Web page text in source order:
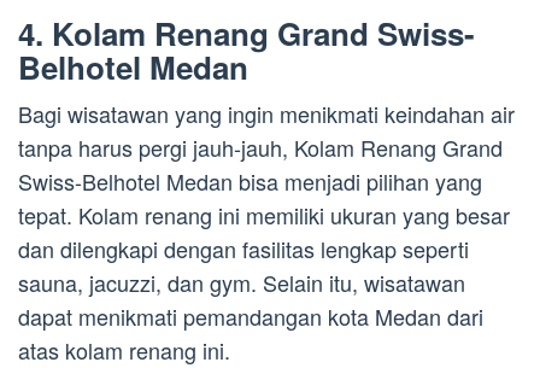
4. Kolam Renang Grand Swiss-
Belhotel Medan
Bagi wisatawan yang ingin menikmati keindahan air
tanpa harus pergi jauh-jauh, Kolam Renang Grand
Swiss-Belhotel Medan bisa menjadi pilihan yang
tepat. Kolam renang ini memiliki ukuran yang besar
dan dilengkapi dengan fasilitas lengkap seperti
sauna, jacuzzi, dan gym. Selain itu, wisatawan
dapat menikmati pemandangan kota Medan dari
atas kolam renang ini.